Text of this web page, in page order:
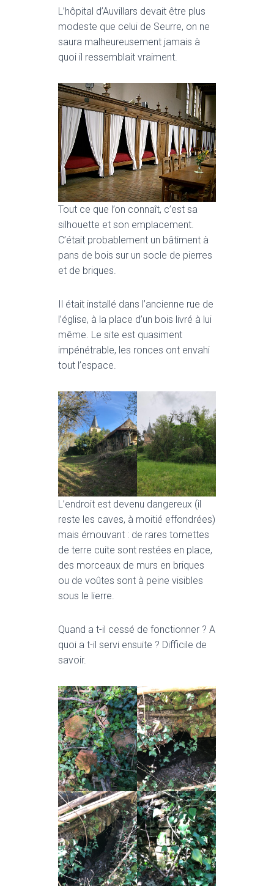
L’hôpital d’Auvillars devait être plus
modeste que celui de Seurre, on ne
saura malheureusement jamais à
quoi il ressemblait vraiment.
Tout ce que l’on connaît, c’est sa
silhouette et son emplacement.
C’était probablement un bâtiment à
pans de bois sur un socle de pierres
et de briques.
Il était installé dans l’ancienne rue de
l’église, à la place d’un bois livré à lui
même. Le site est quasiment
impénétrable, les ronces ont envahi
tout l’espace.
L’endroit est devenu dangereux (il
reste les caves, à moitié effondrées)
mais émouvant : de rares tomettes
de terre cuite sont restées en place,
des morceaux de murs en briques
ou de voûtes sont à peine visibles
sous le lierre.
Quand a t-il cessé de fonctionner ? A
quoi a t-il servi ensuite ? Difficile de
savoir.